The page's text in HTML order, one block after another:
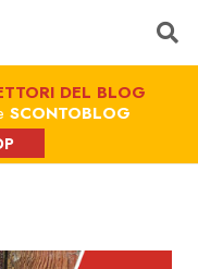
DEL BLOG
SCONTOBLOG